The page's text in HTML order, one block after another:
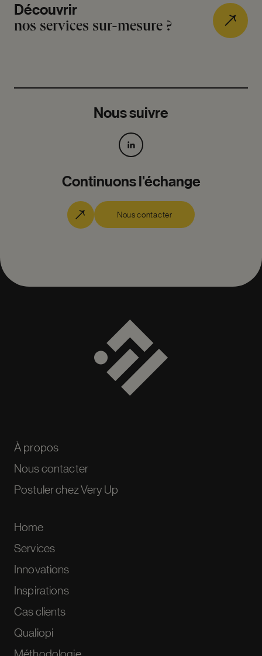
Découvrir
nos services sur-mesure ?
Nous suivre
Continuons l'échange
Nous contacter
À propos
Nous contacter
Postuler chez Very Up
Home
Services
Innovations
Inspirations
Cas clients
Qualiopi